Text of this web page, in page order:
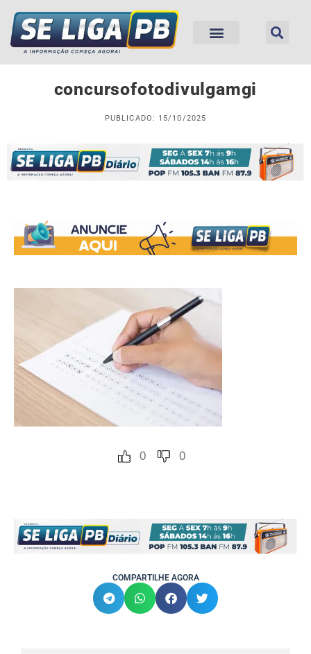
concursofotodivulgamgi
PUBLICADO: 15/10/2025
0 0
COMPARTILHE AGORA